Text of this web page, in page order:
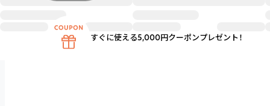
すぐに使える5,000円クーポンプレゼント！